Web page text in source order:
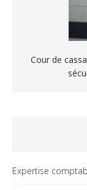
Cour de
Expertise